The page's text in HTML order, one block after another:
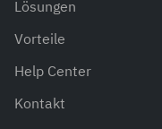
Lösungen
Vorteile
Help Center
Kontakt